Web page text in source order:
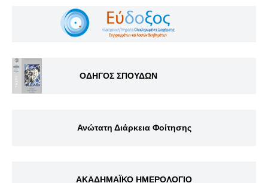
ΟΔΗΓΟΣ ΣΠΟΥΔΩΝ
Ανώτατη Διάρκεια Φοίτησης
ΑΚΑΔΗΜΑΪΚΟ ΗΜΕΡΟΛΟΓΙΟ